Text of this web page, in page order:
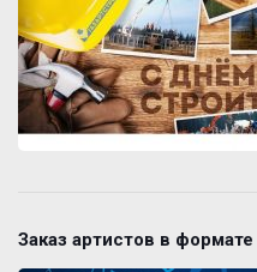
Заказ артистов в